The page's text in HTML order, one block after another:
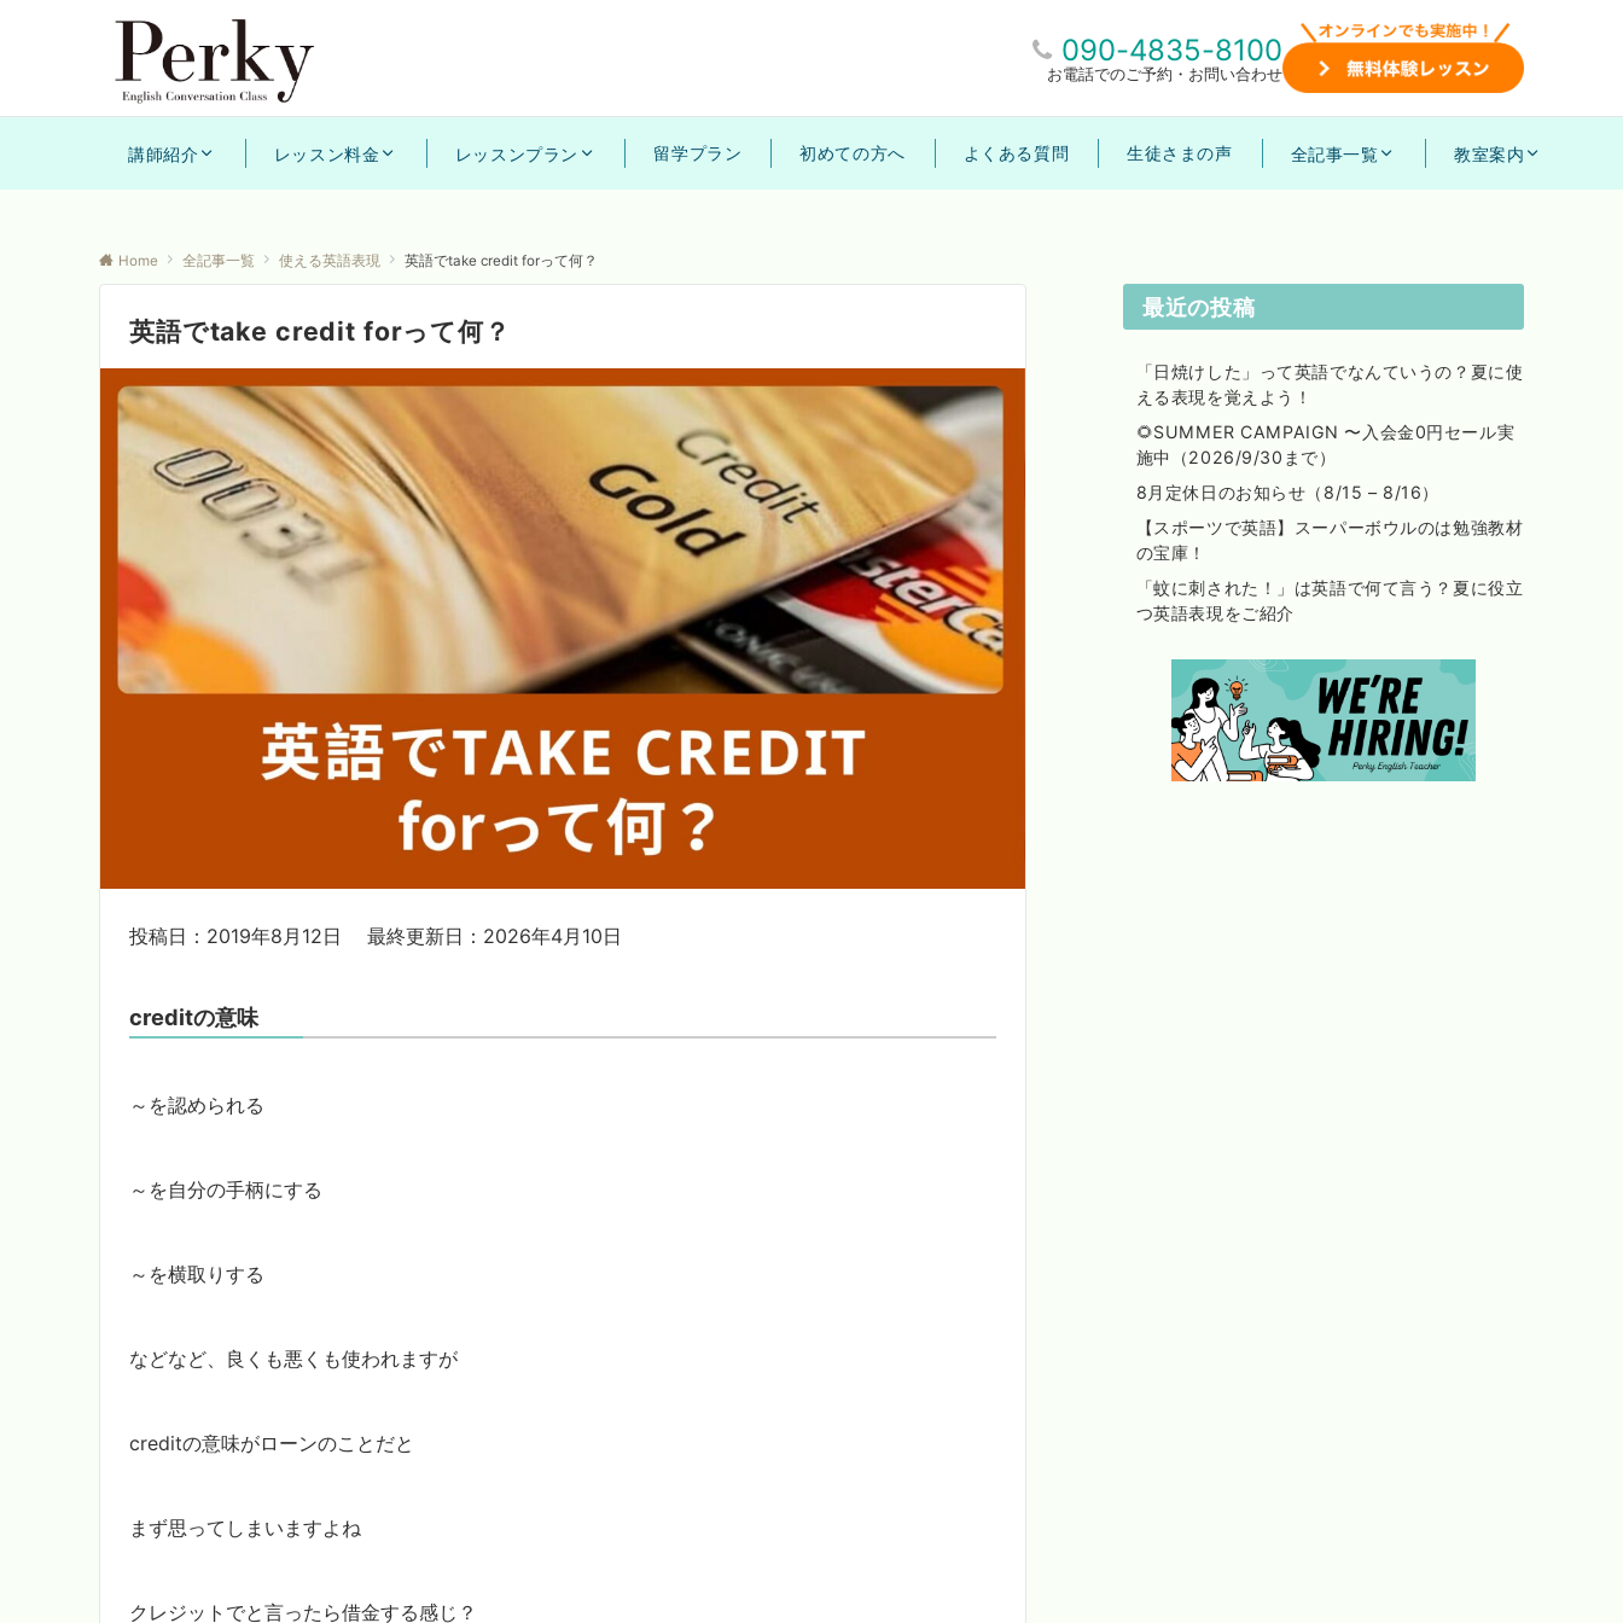
090-4835-8100
お電話でのご予約・お問い合わせ
講師紹介 レッスン料金 レッスンプラン 留学プラン 初めての方へ よくある質問 生徒さまの声 全記事一覧 教室案内
Home 全記事一覧 使える英語表現 英語でtake credit forって何？
英語でtake credit forって何？
投稿日：2019年8月12日 最終更新日：2026年4月10日
creditの意味
～を認められる
～を自分の手柄にする
～を横取りする
などなど、良くも悪くも使われますが
creditの意味がローンのことだと
まず思ってしまいますよね
クレジットでと言ったら借金する感じ？
最近の投稿
「日焼けした」って英語でなんていうの？夏に使
える表現を覚えよう！
🌻SUMMER CAMPAIGN 〜入会金0円セール実
施中（2026/9/30まで）
8月定休日のお知らせ（8/15 – 8/16）
【スポーツで英語】スーパーボウルのは勉強教材
の宝庫！
「蚊に刺された！」は英語で何て言う？夏に役立
つ英語表現をご紹介